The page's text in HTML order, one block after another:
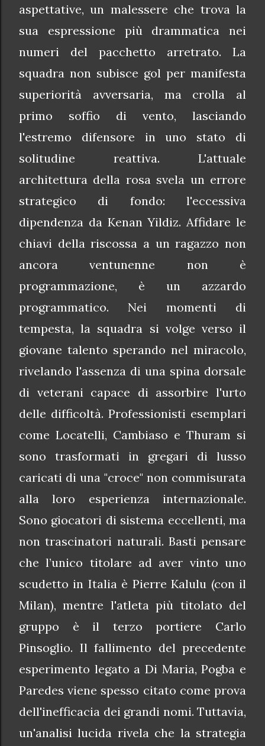
aspettative, un malessere che trova la
sua espressione più drammatica nei
numeri del pacchetto arretrato. La
squadra non subisce gol per manifesta
superiorità avversaria, ma crolla al
primo soffio di vento, lasciando
l'estremo difensore in uno stato di
solitudine reattiva. L'attuale
architettura della rosa svela un errore
strategico di fondo: l'eccessiva
dipendenza da Kenan Yildiz. Affidare le
chiavi della riscossa a un ragazzo non
ancora ventunenne non è
programmazione, è un azzardo
programmatico. Nei momenti di
tempesta, la squadra si volge verso il
giovane talento sperando nel miracolo,
rivelando l'assenza di una spina dorsale
di veterani capace di assorbire l'urto
delle difficoltà. Professionisti esemplari
come Locatelli, Cambiaso e Thuram si
sono trasformati in gregari di lusso
caricati di una "croce" non commisurata
alla loro esperienza internazionale.
Sono giocatori di sistema eccellenti, ma
non trascinatori naturali. Basti pensare
che l’unico titolare ad aver vinto uno
scudetto in Italia è Pierre Kalulu (con il
Milan), mentre l'atleta più titolato del
gruppo è il terzo portiere Carlo
Pinsoglio. Il fallimento del precedente
esperimento legato a Di Maria, Pogba e
Paredes viene spesso citato come prova
dell'inefficacia dei grandi nomi. Tuttavia,
un'analisi lucida rivela che la strategia